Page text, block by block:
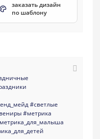
заказать дизайн
по шаблону
#светлые
#метрика